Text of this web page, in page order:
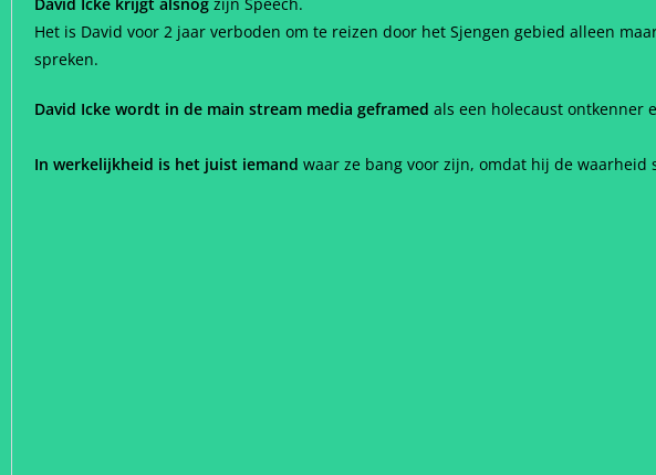
Het is David voor 2 jaar verboden om te reizen door het Sjengen gebied alleen
spreken.
David Icke wordt in de main stream media geframed als een holecaust ontkenner
In werkelijkheid is het juist iemand waar ze bang voor zijn, omdat hij de waarheid